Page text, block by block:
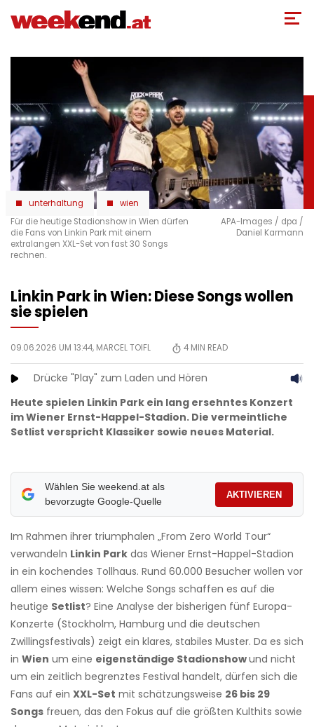
zum
unterhaltung
wien
Für die heutige Stadionshow in Wien dürfen
die Fans von Linkin Park mit einem
extralangen XXL-Set von fast 30 Songs
rechnen.
APA-Images / dpa /
Daniel Karmann
Linkin Park in Wien: Diese Songs wollen
sie spielen
09.06.2026 UM 13:44, MARCEL TOIFL 4 MIN READ
Drücke "Play" zum Laden und Hören
Heute spielen Linkin Park ein lang ersehntes Konzert
im Wiener Ernst-Happel-Stadion. Die vermeintliche
Setlist verspricht Klassiker sowie neues Material.
Wählen Sie weekend.at als
bevorzugte Google-Quelle
AKTIVIEREN
Im Rahmen ihrer triumphalen „From Zero World Tour“
verwandeln Linkin Park das Wiener Ernst-Happel-Stadion
in ein kochendes Tollhaus. Rund 60.000 Besucher wollen vor
allem eines wissen: Welche Songs schaffen es auf die
heutige Setlist? Eine Analyse der bisherigen fünf Europa-
Konzerte (Stockholm, Hamburg und die deutschen
Zwillingsfestivals) zeigt ein klares, stabiles Muster. Da es sich
in Wien um eine eigenständige Stadionshowund nicht
um ein zeitlich begrenztes Festival handelt, dürfen sich die
Fans auf ein XXL-Set mit schätzungsweise 26 bis 29
Songs freuen, das den Fokus auf die größten Kulthits sowie